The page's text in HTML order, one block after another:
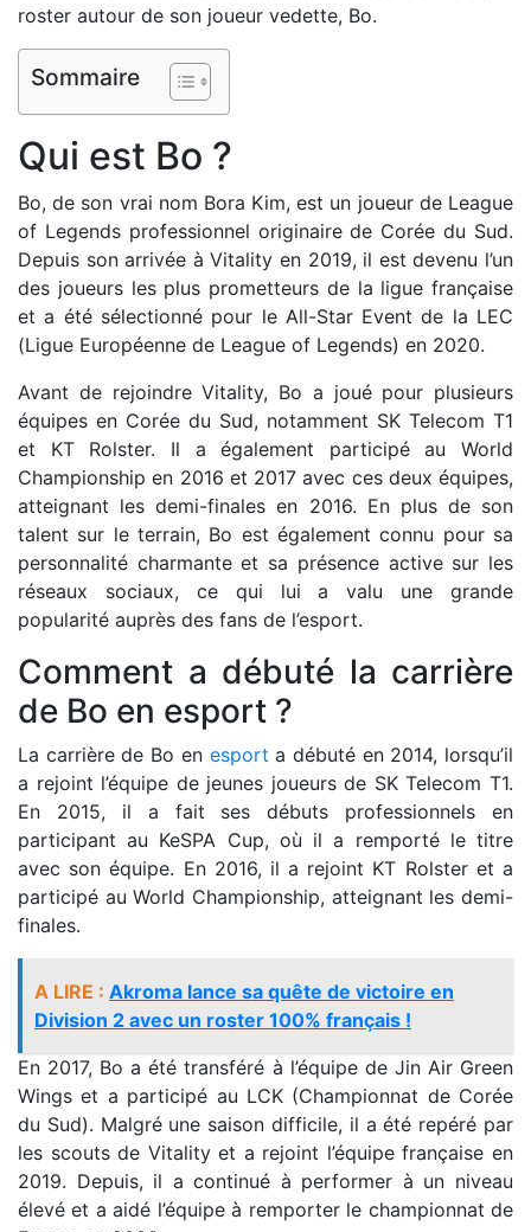
roster autour de son joueur vedette, Bo.
Sommaire
Qui est Bo ?
Bo, de son vrai nom Bora Kim, est un joueur de League
of Legends professionnel originaire de Corée du Sud.
Depuis son arrivée à Vitality en 2019, il est devenu l’un
des joueurs les plus prometteurs de la ligue française
et a été sélectionné pour le All-Star Event de la LEC
(Ligue Européenne de League of Legends) en 2020.
Avant de rejoindre Vitality, Bo a joué pour plusieurs
équipes en Corée du Sud, notamment SK Telecom T1
et KT Rolster. Il a également participé au World
Championship en 2016 et 2017 avec ces deux équipes,
atteignant les demi-finales en 2016. En plus de son
talent sur le terrain, Bo est également connu pour sa
personnalité charmante et sa présence active sur les
réseaux sociaux, ce qui lui a valu une grande
popularité auprès des fans de l’esport.
Comment a débuté la carrière
de Bo en esport ?
La carrière de Bo en esport a débuté en 2014, lorsqu’il
a rejoint l’équipe de jeunes joueurs de SK Telecom T1.
En 2015, il a fait ses débuts professionnels en
participant au KeSPA Cup, où il a remporté le titre
avec son équipe. En 2016, il a rejoint KT Rolster et a
participé au World Championship, atteignant les demi-
finales.
A LIRE : Akroma lance sa quête de victoire en
Division 2 avec un roster 100% français !
En 2017, Bo a été transféré à l’équipe de Jin Air Green
Wings et a participé au LCK (Championnat de Corée
du Sud). Malgré une saison difficile, il a été repéré par
les scouts de Vitality et a rejoint l’équipe française en
2019. Depuis, il a continué à performer à un niveau
élevé et a aidé l’équipe à remporter le championnat de